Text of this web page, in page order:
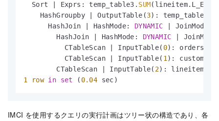
  Sort
Exprs: temp_table3. SUM
    HashGroupby
OutputTable(3): temp_table3
      HashJoin
HashMode: DYNAMIC JoinMode:
        HashJoin
HashMode: DYNAMIC
          CTableScan
InputTable( 0): orders
          CTableScan
InputTable( 1): customer
        CTableScan
InputTable( 2): lineitem
1
row in set ( 0.04 sec)
IMCI を使用するクエリの実行計画はツリー状の構造であり、各